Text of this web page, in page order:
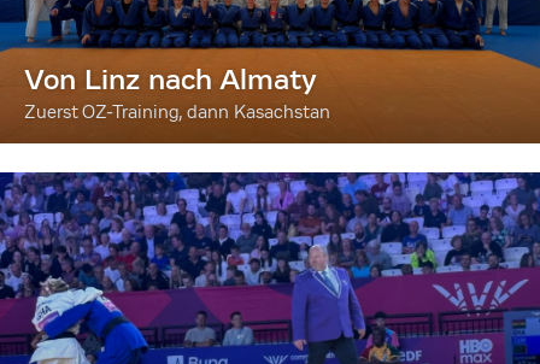
Von Linz nach Almaty
Zuerst OZ-Training, dann Kasachstan